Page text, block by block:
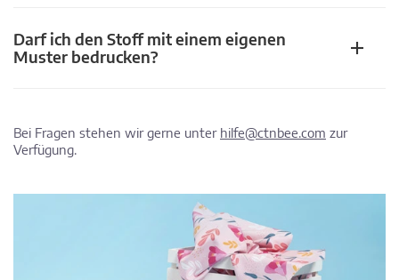
Darf ich den Stoff mit einem eigenen
Muster bedrucken?
Bei Fragen stehen wir gerne unter hilfe@ctnbee.com zur
Verfügung.